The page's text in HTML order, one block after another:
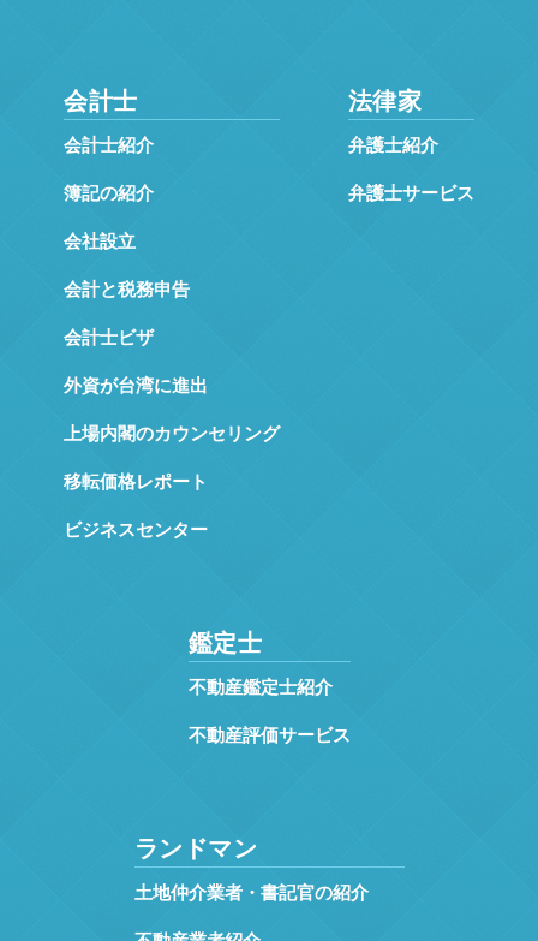
会計士
会計士紹介
簿記の紹介
会社設立
会計と税務申告
会計士ビザ
外資が台湾に進出
上場内閣のカウンセリング
移転価格レポート
ビジネスセンター
法律家
弁護士紹介
弁護士サービス
鑑定士
不動産鑑定士紹介
不動産評価サービス
ランドマン
土地仲介業者・書記官の紹介